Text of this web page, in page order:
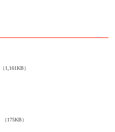
（1,161KB）
（175KB）